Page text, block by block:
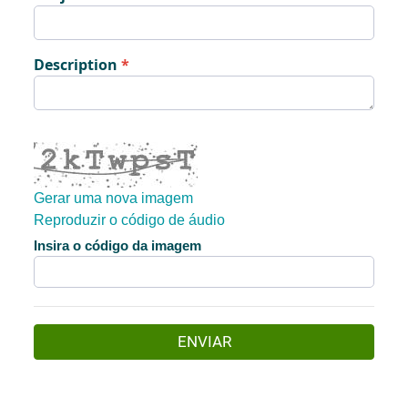
Description
Gerar uma nova imagem
Reproduzir o código de áudio
A nova imagem está pronta
Insira o código da imagem